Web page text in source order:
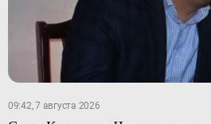
09:42, 7 августа 2026